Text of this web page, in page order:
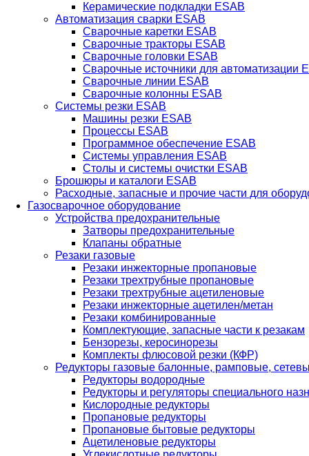
Керамические подкладки ESAB
Автоматизация сварки ESAB
Сварочные каретки ESAB
Сварочные тракторы ESAB
Сварочные головки ESAB
Сварочные источники для автоматизации
Сварочные линии ESAB
Сварочные колонны ESAB
Системы резки ESAB
Машины резки ESAB
Процессы ESAB
Программное обеспечение ESAB
Системы управления ESAB
Столы и системы очистки ESAB
Брошюры и каталоги ESAB
Расходные, запасные и прочие части для
Газосварочное оборудование
Устройства предохранительные
Затворы предохранительные
Клапаны обратные
Резаки газовые
Резаки инжекторные пропановые
Резаки трехтрубные пропановые
Резаки трехтрубные ацетиленовые
Резаки инжекторные ацетилен/метан
Резаки комбинированные
Комплектующие, запасные части к резакам
Бензорезы, керосинорезы
Комплекты флюсовой резки (КФР)
Редукторы газовые балонные, рамповые,
Редукторы водородные
Редукторы и регуляторы специального
Кислородные редукторы
Пропановые редукторы
Пропановые бытовые редукторы
Ацетиленовые редукторы